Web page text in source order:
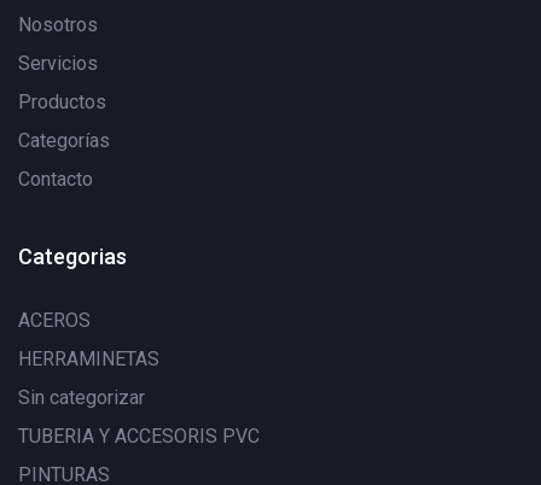
Nosotros
Servicios
Productos
Categorías
Contacto
Categorias
ACEROS
HERRAMINETAS
Sin categorizar
TUBERIA Y ACCESORIS PVC
PINTURAS